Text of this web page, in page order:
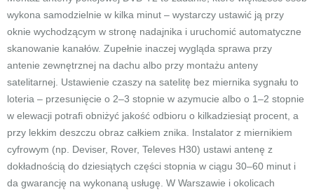
wykona samodzielnie w kilka minut – wystarczy ustawić ją przy
oknie wychodzącym w stronę nadajnika i uruchomić automatyczne
skanowanie kanałów. Zupełnie inaczej wygląda sprawa przy
antenie zewnętrznej na dachu albo przy montażu anteny
satelitarnej. Ustawienie czaszy na satelitę bez miernika sygnału to
loteria – przesunięcie o 2–3 stopnie w azymucie albo o 1–2 stopnie
w elewacji potrafi obniżyć jakość odbioru o kilkadziesiąt procent, a
przy lekkim deszczu obraz całkiem znika. Instalator z miernikiem
cyfrowym (np. Deviser, Rover, Televes H30) ustawi antenę z
dokładnością do dziesiątych części stopnia w ciągu 30–60 minut i
da gwarancję na wykonaną usługę. W Warszawie i okolicach